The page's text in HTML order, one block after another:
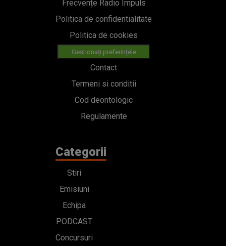
Frecvențe Radio Impuls
Politica de confidentialitate
Politica de cookies
Gestionați preferințele
Contact
Termeni si conditii
Cod deontologic
Regulamente
Categorii
Stiri
Emisiuni
Echipa
PODCAST
Concursuri